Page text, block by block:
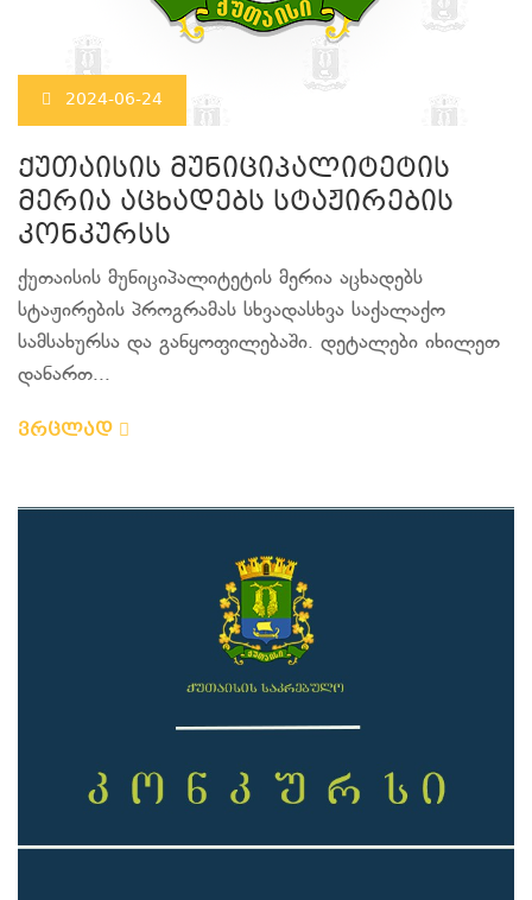
2024-06-24
ქუთაისის მუნიციპალიტეტის
მერია აცხადებს სტაჟირების
კონკურსს
ქუთაისის მუნიციპალიტეტის მერია აცხადებს
სტაჟირების პროგრამას სხვადასხვა საქალაქო
სამსახურსა და განყოფილებაში. დეტალები იხილეთ
დანართ...
ვრცლად